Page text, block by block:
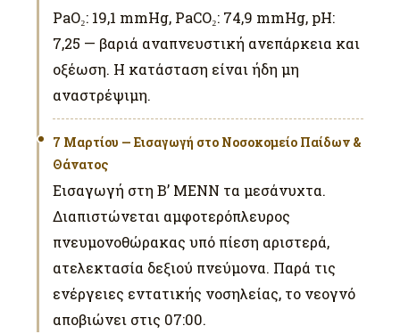
PaO₂: 19,1 mmHg, PaCO₂: 74,9 mmHg, pH:
7,25 — βαριά αναπνευστική ανεπάρκεια και
οξέωση. Η κατάσταση είναι ήδη μη
αναστρέψιμη.
7 Μαρτίου — Εισαγωγή στο Νοσοκομείο Παίδων &
Θάνατος
Εισαγωγή στη Β’ ΜΕΝΝ τα μεσάνυχτα.
Διαπιστώνεται αμφοτερόπλευρος
πνευμονοθώρακας υπό πίεση αριστερά,
ατελεκτασία δεξιού πνεύμονα. Παρά τις
ενέργειες εντατικής νοσηλείας, το νεογνό
αποβιώνει στις 07:00.